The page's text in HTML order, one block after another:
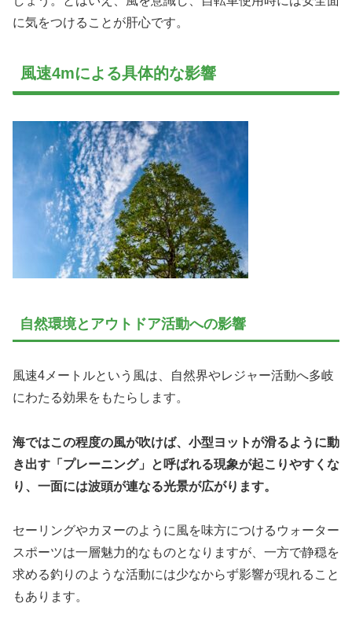
に気をつけることが肝心です。
風速4mによる具体的な影響
自然環境とアウトドア活動への影響
風速4メートルという風は、自然界やレジャー活動へ多岐
にわたる効果をもたらします。
海ではこの程度の風が吹けば、小型ヨットが滑るように動
き出す「プレーニング」と呼ばれる現象が起こりやすくな
り、一面には波頭が連なる光景が広がります。
セーリングやカヌーのように風を味方につけるウォーター
スポーツは一層魅力的なものとなりますが、一方で静穏を
求める釣りのような活動には少なからず影響が現れること
もあります。